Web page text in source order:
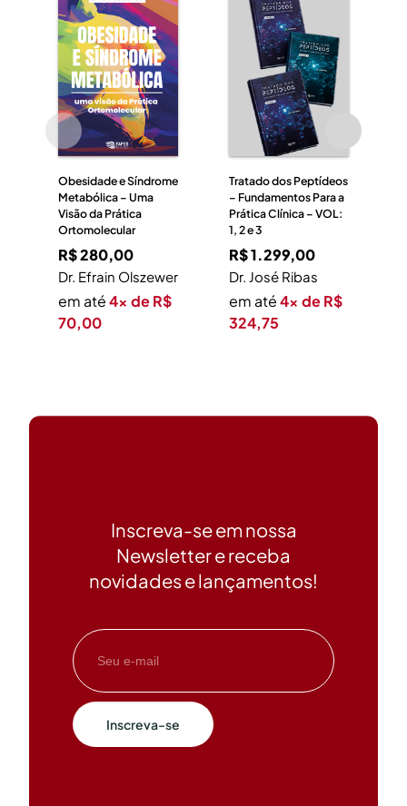
Obesidade e Síndrome
Metabólica – Uma
Visão da Prática
Ortomolecular
R$280,00
Dr. Efrain Olszewer
em até4x de R$
70,00
Tratado dos Peptídeos
– Fundamentos Para a
Prática Clínica – VOL:
1, 2 e 3
R$1.299,00
Dr. José Ribas
em até4x de R$
324,75
Inscreva-se em nossa
Newsletter e receba
novidades e lançamentos!
Inscreva-se